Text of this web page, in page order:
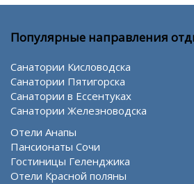
Популярные направления
Санатории Кисловодска
Санатории Пятигорска
Санатории в Ессентуках
Санатории Железноводска
Отели Анапы
Пансионаты Сочи
Гостиницы Геленджика
Отели Красной поляны